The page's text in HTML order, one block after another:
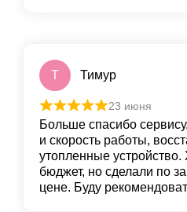
Т Тимур
23 июня
Больше спасибо
и скорость работы,
утопленные
бюджет, но сделали по
цене. Буду